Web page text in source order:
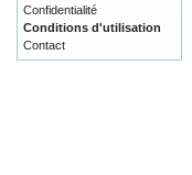
Confidentialité
Conditions d'utilisation
Contact